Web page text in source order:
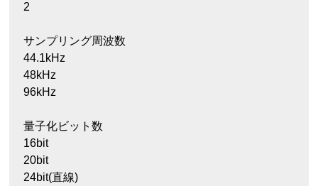
2
サンプリング周波数
44.1kHz
48kHz
96kHz
量子化ビット数
16bit
20bit
24bit(直線)